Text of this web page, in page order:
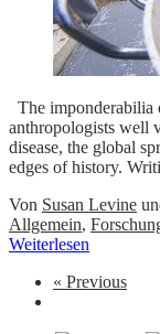
The
anthropologists well
disease, the global
edges of history.
Von Susan Levine
Allgemein,
Weiterlesen
« Previous